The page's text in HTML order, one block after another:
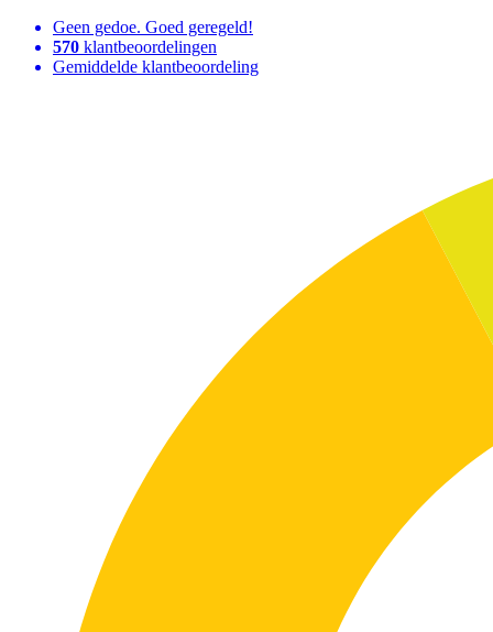
Geen gedoe. Goed geregeld!
570 klantbeoordelingen
Gemiddelde klantbeoordeling